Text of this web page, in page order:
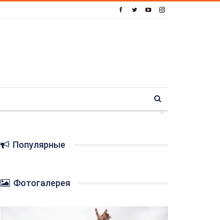
Популярные
Фотогалерея